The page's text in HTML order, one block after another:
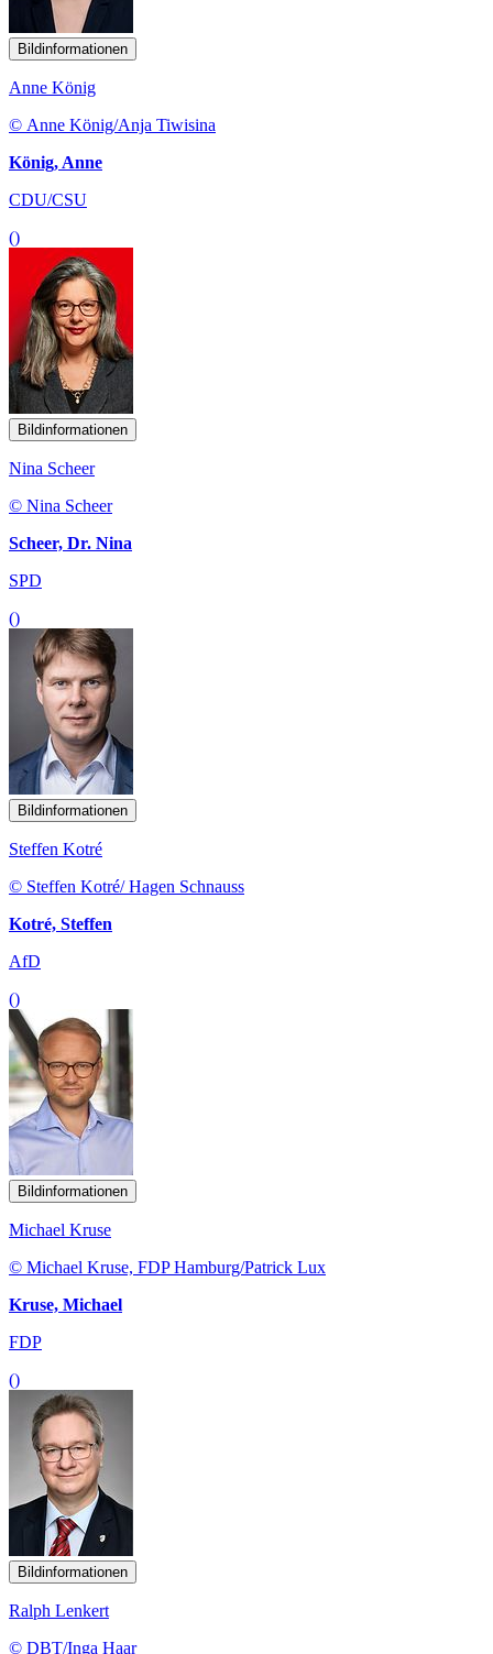
Bildinformationen
Anne König
© Anne König/Anja Tiwisina
König, Anne
CDU/CSU
()
Bildinformationen
Nina Scheer
© Nina Scheer
Scheer, Dr. Nina
SPD
()
Bildinformationen
Steffen Kotré
© Steffen Kotré/ Hagen Schnauss
Kotré, Steffen
AfD
()
Bildinformationen
Michael Kruse
© Michael Kruse, FDP Hamburg/Patrick Lux
Kruse, Michael
FDP
()
Bildinformationen
Ralph Lenkert
© DBT/Inga Haar